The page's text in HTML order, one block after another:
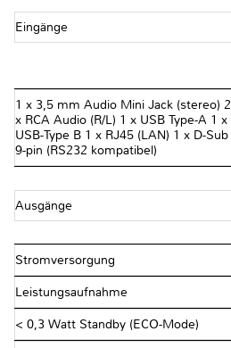
Eingänge
1 x 3,5 mm Audio Mini Jack (stereo) 2
x RCA Audio (R/L) 1 x USB Type-A 1 x
USB-Type B 1 x RJ45 (LAN) 1 x D-Sub
9-pin (RS232 kompatibel)
Ausgänge
Stromversorgung
Leistungsaufnahme
< 0,3 Watt Standby (ECO-Mode)